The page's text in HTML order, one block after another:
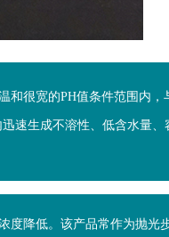
和很宽的PH值条件范围内，
速生成不溶性、低含水量、
度降低。该产品常作为抛光